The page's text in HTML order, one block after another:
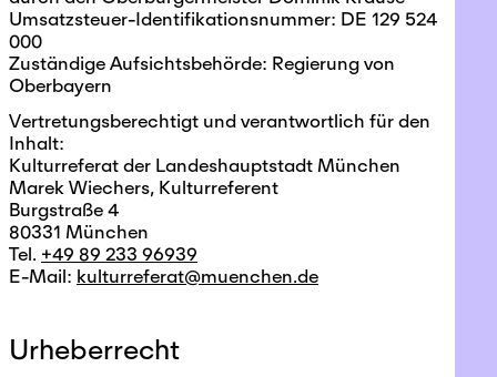
Umsatzsteuer-Identifikationsnummer: DE 129 524
000
Zuständige Aufsichtsbehörde: Regierung von
Oberbayern
Vertretungsberechtigt und verantwortlich für den
Inhalt:
Kulturreferat der Landeshauptstadt München
Marek Wiechers, Kulturreferent
Burgstraße 4
80331 München
Tel. +49 89 233 96939
E-Mail: kulturreferat@muenchen.de
Urheberrecht